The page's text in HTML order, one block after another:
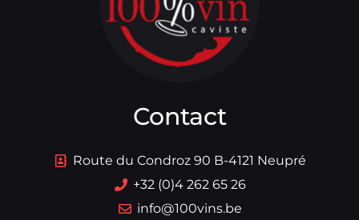
Contact
Route du Condroz 90 B-4121 Neupré
+32 (0)4 262 65 26
info@100vins.be